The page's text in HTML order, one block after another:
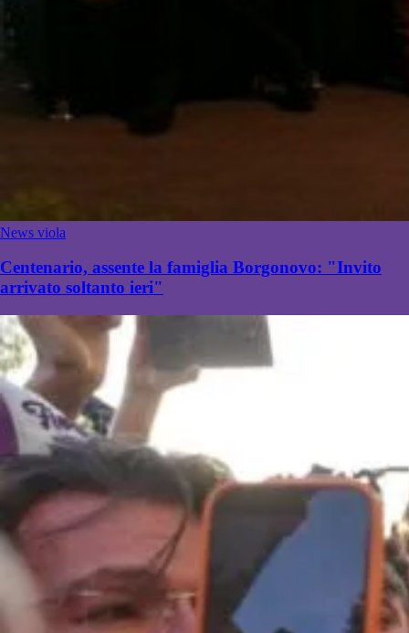
News viola
Centenario, assente la famiglia Borgonovo: "Invito
arrivato soltanto ieri"